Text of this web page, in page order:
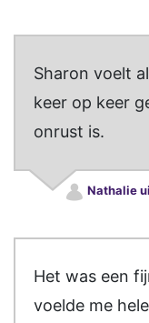
Sharon voelt
keer op keer
onrust is.
Nathalie
Het was een
voelde me